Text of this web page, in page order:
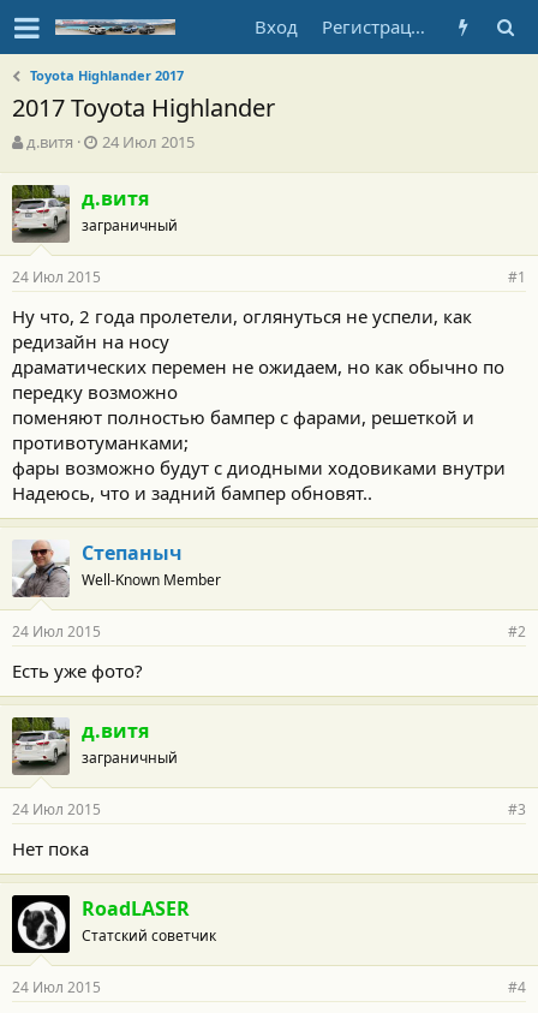
Вход Регистрация
Toyota Highlander 2017
2017 Toyota Highlander
А
т
о
р
т
е
м
ы
д.витя
Д
а
н
а
л
а
24 Июл 2015
д.витя
заграничный
24 Июл 2015 #1
Ну что, 2 года пролетели, оглянуться не успели, как
редизайн на носу
драматических перемен не ожидаем, но как обычно по
передку возможно
поменяют полностью бампер с фарами, решеткой и
противотуманками;
фары возможно будут с диодными ходовиками внутри
Надеюсь, что и задний бампер обновят..
Степаныч
Well-Known Member
24 Июл 2015 #2
Есть уже фото?
д.витя
заграничный
24 Июл 2015 #3
Нет пока
RoadLASER
Статский советчик
24 Июл 2015 #4